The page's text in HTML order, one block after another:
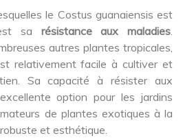
le Costus guanaiensis est
sa résistance aux maladies.
autres plantes tropicales,
relativement facile à cultiver et
Sa capacité à résister aux
option pour les jardins
de plantes exotiques à la
et esthétique.